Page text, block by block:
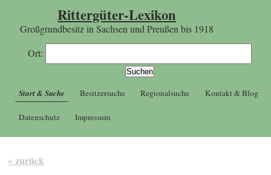
Rittergüter-Lexikon
Großgrundbesitz in Sachsen und Preußen bis 1918
Ort:
Start & Suche Besitzersuche Regionalsuche Kontakt & Blog
Datenschutz Impressum
« zurück